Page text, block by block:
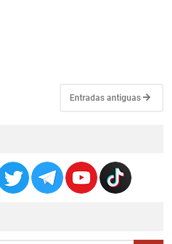
Entradas antiguas